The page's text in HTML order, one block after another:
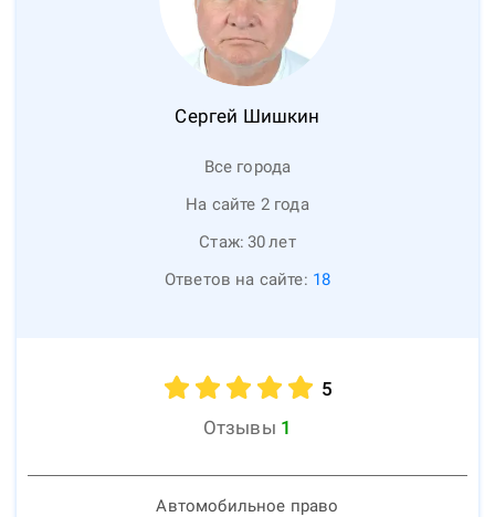
Сергей Шишкин
Все города
На сайте 2 года
Стаж: 30лет
Ответов на сайте: 18
5
Отзывы 1
Автомобильное право